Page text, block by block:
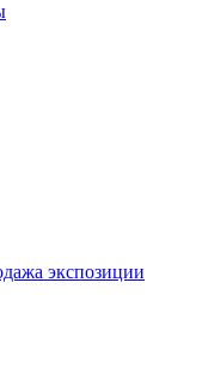
экспозиции